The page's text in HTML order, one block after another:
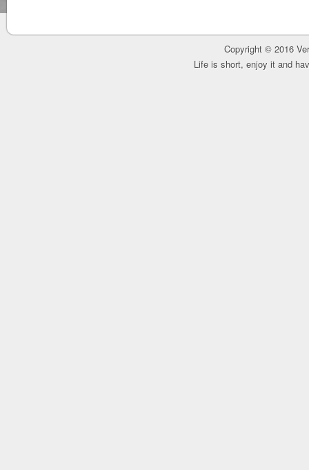
Copyright © 2016
Life is short, enjoy it and